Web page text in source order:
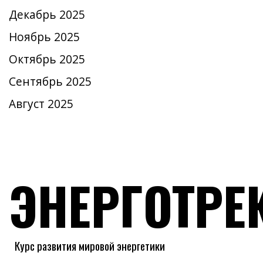
Декабрь 2025
Ноябрь 2025
Октябрь 2025
Сентябрь 2025
Август 2025
Курс развития мировой энергетики